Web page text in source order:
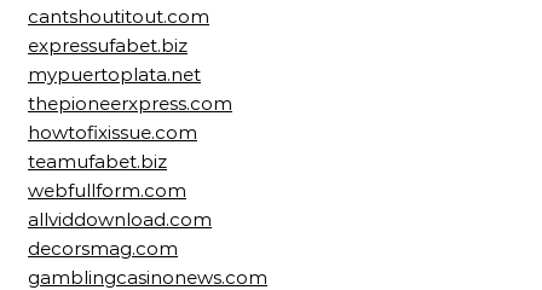
cantshoutitout.com
expressufabet.biz
mypuertoplata.net
thepioneerxpress.com
howtofixissue.com
teamufabet.biz
webfullform.com
allviddownload.com
decorsmag.com
gamblingcasinonews.com